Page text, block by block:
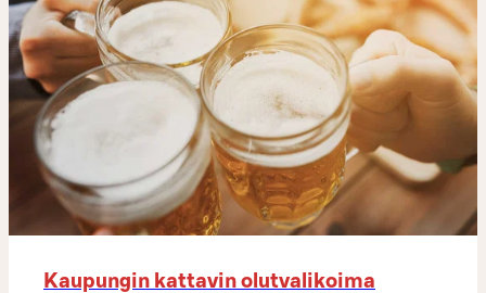
Kaupungin kattavin olutvalikoima